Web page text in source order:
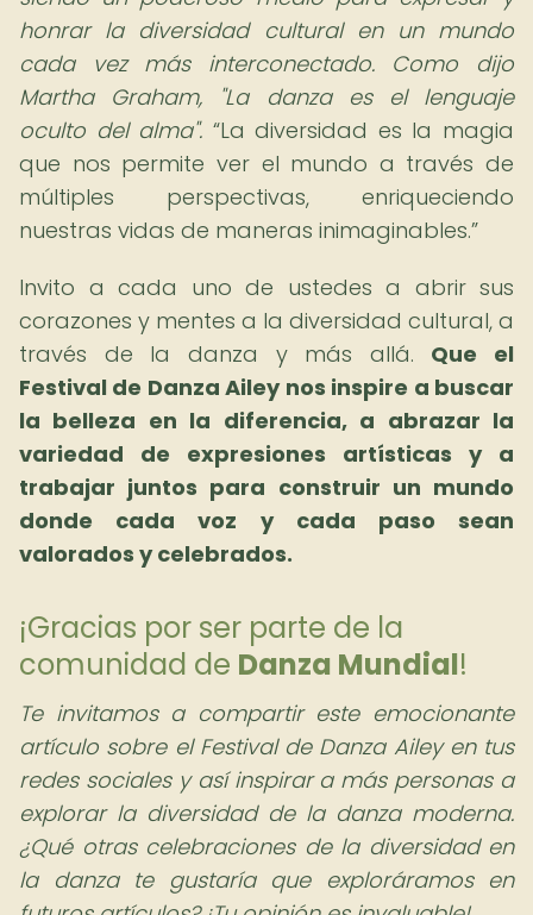
honrar la diversidad cultural en un mundo
cada vez más interconectado. Como dijo
Martha Graham, "La danza es el lenguaje
oculto del alma". La diversidad es la magia
que nos permite ver el mundo a través de
múltiples perspectivas, enriqueciendo
nuestras vidas de maneras inimaginables.
Invito a cada uno de ustedes a abrir sus
corazones y mentes a la diversidad cultural, a
través de la danza y más allá. Que el
Festival de Danza Ailey nos inspire a buscar
la belleza en la diferencia, a abrazar la
variedad de expresiones artísticas y a
trabajar juntos para construir un mundo
donde cada voz y cada paso sean
valorados y celebrados.
¡Gracias por ser parte de la
comunidad de Danza Mundial!
Te invitamos a compartir este emocionante
artículo sobre el Festival de Danza Ailey en tus
redes sociales y así inspirar a más personas a
explorar la diversidad de la danza moderna.
¿Qué otras celebraciones de la diversidad en
la danza te gustaría que exploráramos en